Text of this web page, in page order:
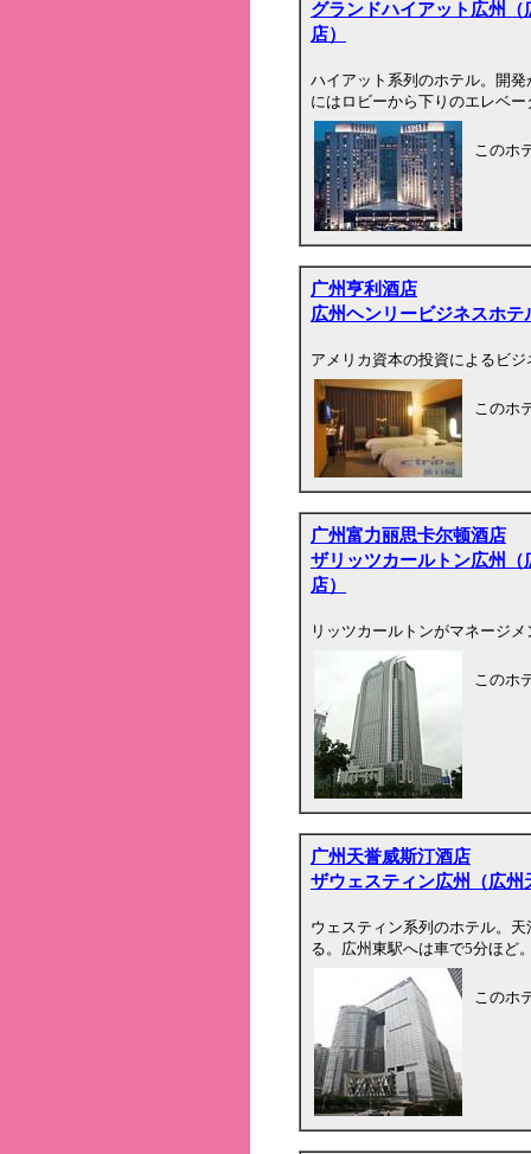
グランドハイアット広州（
店）
ハイアット系列のホテル。開
にはロビーから下りのエレベ
このホ
广州亨利酒店
広州ヘンリービジネスホ
アメリカ資本の投資によるビ
このホ
广州富力丽思卡尔顿酒店
ザリッツカールトン広州
店）
リッツカールトンがマネージ
このホ
广州天誉威斯汀酒店
ザウェスティン広州（広州
ウェスティン系列のホテル。
る。広州東駅へは車で5分ほど
このホ